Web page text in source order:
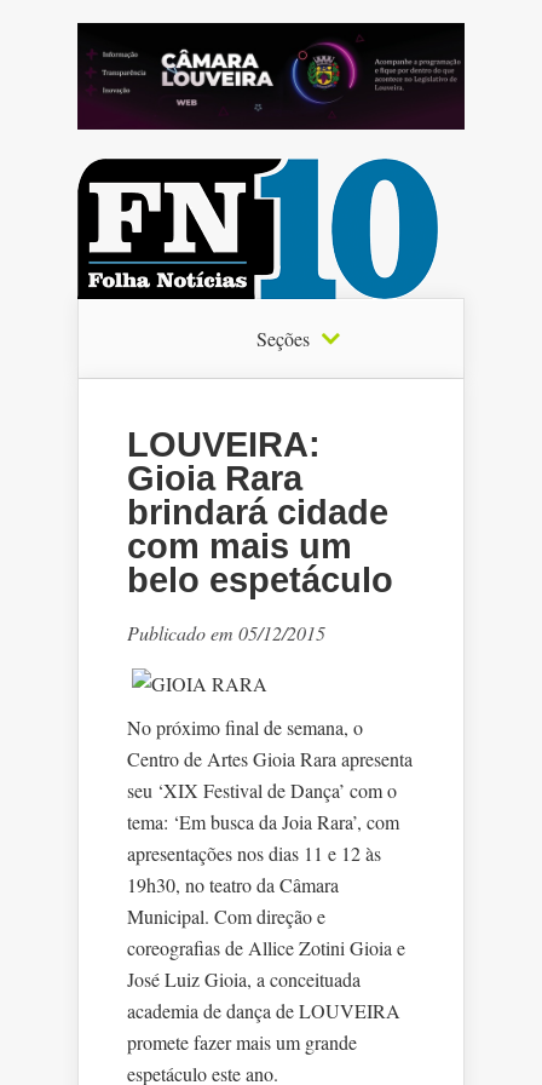
Seções
LOUVEIRA:
Gioia Rara
brindará cidade
com mais um
belo espetáculo
Publicado em 05/12/2015
No próximo final de semana, o
Centro de Artes Gioia Rara apresenta
seu ‘XIX Festival de Dança’ com o
tema: ‘Em busca da Joia Rara’, com
apresentações nos dias 11 e 12 às
19h30, no teatro da Câmara
Municipal. Com direção e
coreografias de Allice Zotini Gioia e
José Luiz Gioia, a conceituada
academia de dança de LOUVEIRA
promete fazer mais um grande
espetáculo este ano.